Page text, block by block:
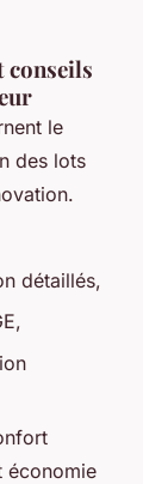
conseils
le
des lots
détaillés,
économie